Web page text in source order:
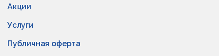
Акции
Услуги
Публичная оферта